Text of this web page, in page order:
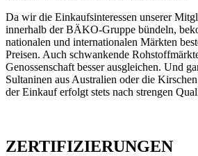
Da wir die Einkaufsinteressen unserer
innerhalb der BÄKO-Gruppe bündeln,
nationalen und internationalen Märkten
Preisen. Auch schwankende
Genossenschaft besser ausgleichen. Und
Sultaninen aus Australien oder die
der Einkauf erfolgt stets nach strengen
ZERTIFIZIERUNGEN